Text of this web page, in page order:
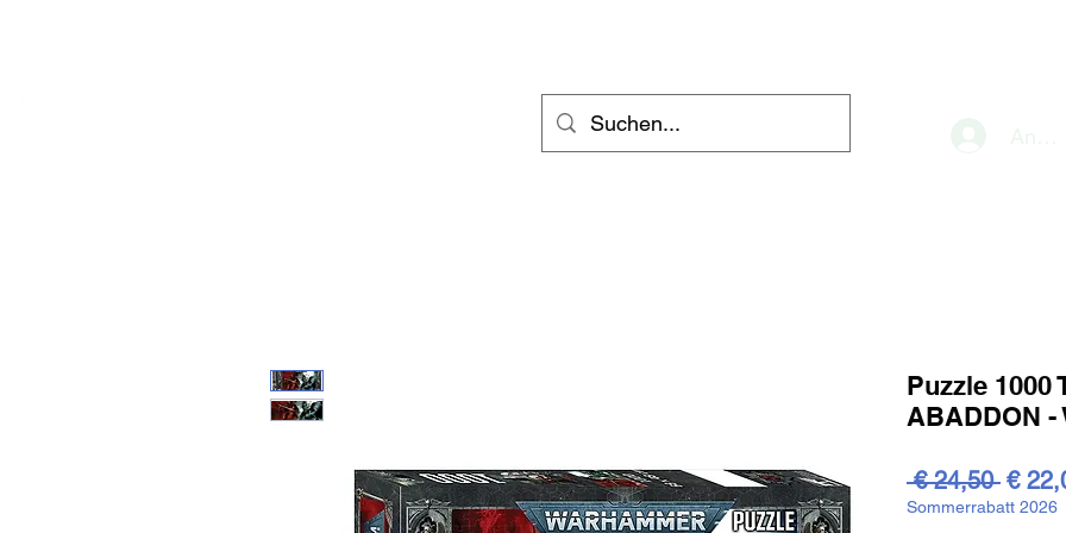
Puzzle 1000
ABADDON -
€ 24,50 €
Sommerrabatt 2026